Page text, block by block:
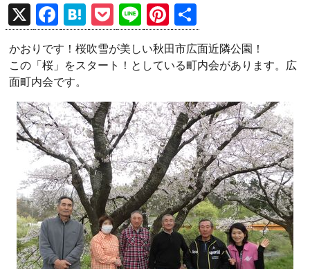
X
F
a
ce
b
o
o
k
H
at
e
a
P
o
ck
Li
n
e
Pi
nt
er
t
有
かおりです！桜吹雪が美しい秋田市広面近隣公園！
この「桜」をスタート！としている町内会があります。広
面町内会です。